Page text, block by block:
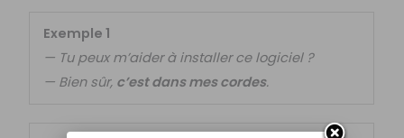
Exemple 1
— Tu peux m’aider à installer ce logiciel ?
— Bien sûr, c’est dans mes cordes.